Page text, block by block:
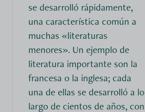
se desarrolló rápidamente,
una característica común a
muchas «literaturas
menores». Un ejemplo de
literatura importante son la
francesa o la inglesa; cada
una de ellas se desarrolló a lo
largo de cientos de años, con